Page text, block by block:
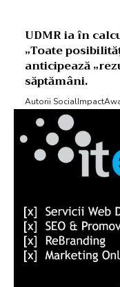
UDMR ia în
„Toate
anticipează
săptămâni.
Autorii